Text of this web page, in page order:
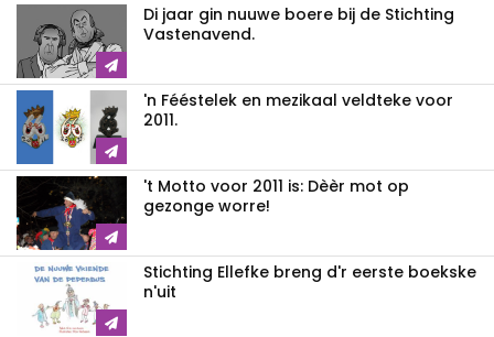
Di jaar gin nuuwe boere bij de Stichting
Vastenavend.
'n Fééstelek en mezikaal veldteke voor
2011.
't Motto voor 2011 is: Dèèr mot op
gezonge worre!
Stichting Ellefke breng d'r eerste boekske
n'uit